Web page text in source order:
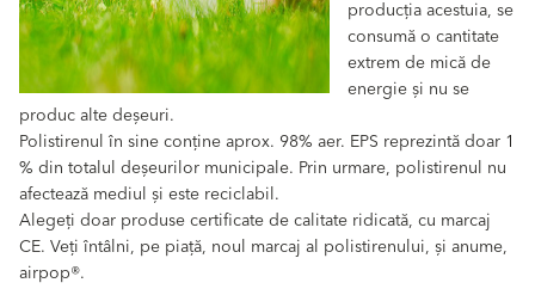
producția acestuia, se
consumă o cantitate
extrem de mică de
energie și nu se
produc alte deșeuri.
Polistirenul în sine conține aprox. 98% aer. EPS reprezintă doar 1
% din totalul deșeurilor municipale. Prin urmare, polistirenul nu
afectează mediul și este reciclabil.
Alegeți doar produse certificate de calitate ridicată, cu marcaj
CE. Veți întâlni, pe piață, noul marcaj al polistirenului, și anume,
airpop®.